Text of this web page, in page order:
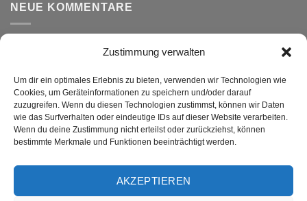
Zustimmung verwalten
Um dir ein optimales Erlebnis zu bieten, verwenden wir Technologien wie
Cookies, um Geräteinformationen zu speichern und/oder darauf
zuzugreifen. Wenn du diesen Technologien zustimmst, können wir Daten
wie das Surfverhalten oder eindeutige IDs auf dieser Website verarbeiten.
Wenn du deine Zustimmung nicht erteilst oder zurückziehst, können
bestimmte Merkmale und Funktionen beeinträchtigt werden.
AKZEPTIEREN
NEUE KOMMENTARE
PayPal MasterCard